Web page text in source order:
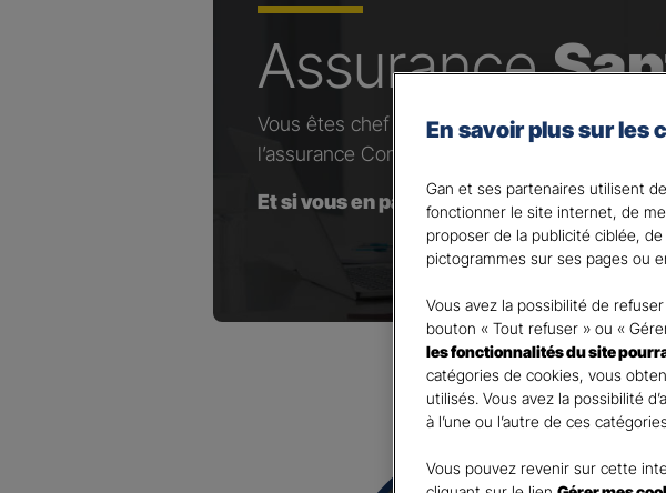
Assurance
Vous êtes chef d’entreprise, artisan,
l’assurance Complémentaire Santé Gan,
Et si vous en parliez avec votre Agent
En savoir plus sur les
Gan et ses partenaires utilisent
fonctionner le site internet, de
proposer de la publicité ciblée,
pictogrammes sur ses pages ou
Vous avez la possibilité de
bouton « Tout refuser » ou «
les fonctionnalités du site
catégories de cookies, vous
utilisés. Vous avez la possibilité
à l’une ou l’autre de ces
Vous pouvez revenir sur cette